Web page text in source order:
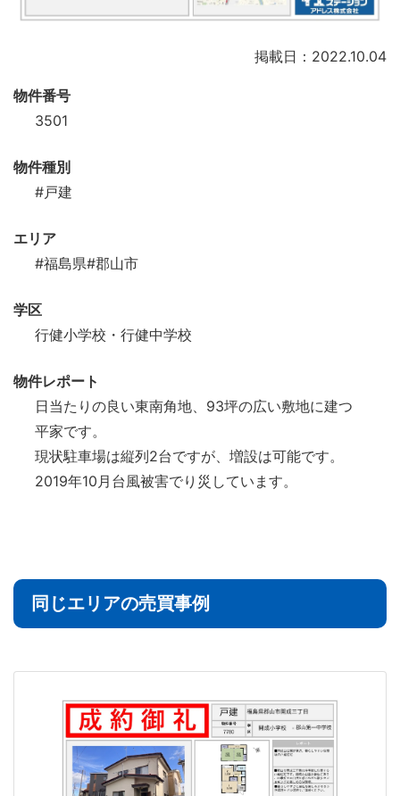
掲載日：2022.10.04
物件番号
3501
物件種別
#戸建
エリア
#福島県#郡山市
学区
行健小学校・行健中学校
物件レポート
日当たりの良い東南角地、93坪の広い敷地に建つ
平家です。
現状駐車場は縦列2台ですが、増設は可能です。
2019年10月台風被害でり災しています。
同じエリアの売買事例